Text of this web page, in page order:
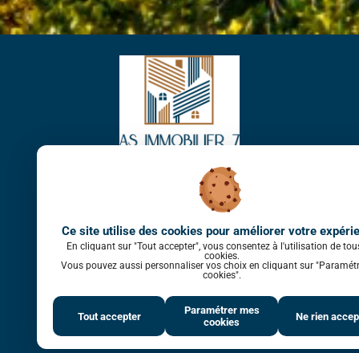
Ce site utilise des cookies pour améliorer votre
En cliquant sur "Tout accepter", vous consentez à l'utilisation de
cookies.
Vous pouvez aussi personnaliser vos choix en cliquant sur
cookies".
Tout accepter
Paramétrer mes
cookies
Ne rien
AS IMMOBILIER 7
04 34 45 52 33
NOUS SUIVRE :